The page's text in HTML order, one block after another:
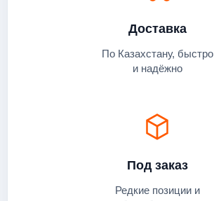
Под заказ
Редкие позиции и
Доставка
По Казахстану, быстро
и надёжно